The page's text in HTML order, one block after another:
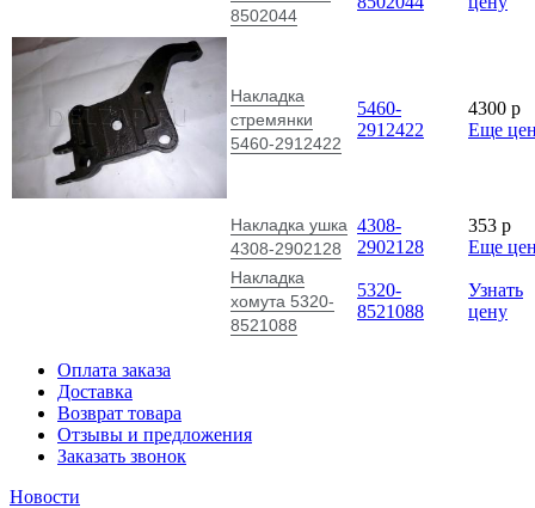
8502044
Накладка
стремянки
5460-2912422
5460-
2912422
4300 p
Еще
Накладка ушка
4308-2902128
4308-
2902128
353 p
Еще
Накладка
хомута 5320-
8521088
5320-
8521088
Узнать
цену
Оплата заказа
Доставка
Возврат товара
Отзывы и предложения
Заказать звонок
Новости